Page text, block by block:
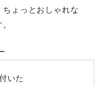
ょっとおしゃれな
いた